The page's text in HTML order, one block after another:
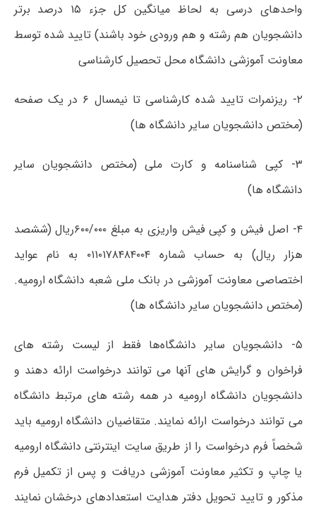
واحدهای درسی به لحاظ میانگین کل جزء ۱۵ درصد برتر
دانشجویان هم رشته و هم ورودی خود باشند) تایید شده توسط
معاونت آموزشی دانشگاه محل تحصیل کارشناسی
۲- ریزنمرات تایید شده کارشناسی تا نیمسال ۶ در یک صفحه
(مختص دانشجویان سایر دانشگاه ها)
۳- کپی شناسنامه و کارت ملی (مختص دانشجویان سایر
دانشگاه ها)
۴- اصل فیش و کپی فیش واریزی به مبلغ ۶۰۰/۰۰۰ریال (ششصد
هزار ریال) به حساب شماره ۰۱۱۰۱۷۸۴۸۴۰۰۴ به نام عواید
اختصاصی معاونت آموزشی در بانک ملی شعبه دانشگاه ارومیه.
(مختص دانشجویان سایر دانشگاه ها)
۵- دانشجویان سایر دانشگاه‌ها فقط از لیست رشته های
فراخوان و گرایش های آنها می توانند درخواست ارائه دهند و
دانشجویان دانشگاه ارومیه در همه رشته های مرتبط دانشگاه
می توانند درخواست ارائه نمایند. متقاضیان دانشگاه ارومیه باید
شخصاً فرم درخواست را از طریق سایت اینترنتی دانشگاه ارومیه
یا چاپ و تکثیر معاونت آموزشی دریافت و پس از تکمیل فرم
مذکور و تایید تحویل دفتر هدایت استعدادهای درخشان نمایند